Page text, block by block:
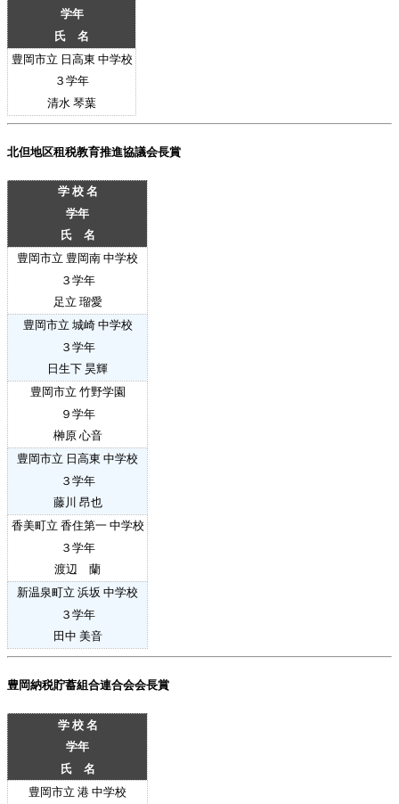
学年
氏 名
豊岡市立 日高東 中学校
３ 学年
清水 琴葉
北但地区租税教育推進協議会長賞
学 校 名
学年
氏 名
豊岡市立 豊岡南 中学校
３ 学年
足立 瑠愛
豊岡市立 城崎 中学校
３ 学年
日生下 昊輝
豊岡市立 竹野学園
９ 学年
榊原 心音
豊岡市立 日高東 中学校
３ 学年
藤川 昂也
香美町立 香住第一 中学校
３ 学年
渡辺 蘭
新温泉町立 浜坂 中学校
３ 学年
田中 美音
豊岡納税貯蓄組合連合会会長賞
学 校 名
学年
氏 名
豊岡市立 港 中学校